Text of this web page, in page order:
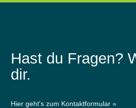
Hast du Fragen?
dir.
Hier geht's zum Kontaktformular »